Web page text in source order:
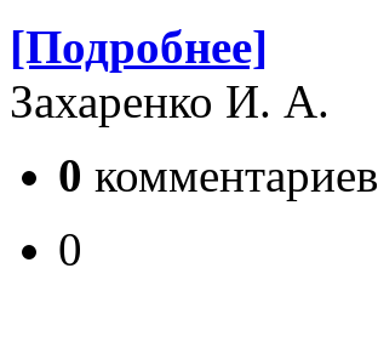
[Подробнее]
Захаренко И. А.
0 комментариев
0